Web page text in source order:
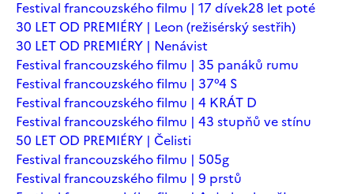
Festival francouzského filmu | 17 dívek28 let poté
30 LET OD PREMIÉRY | Leon (režisérský sestřih)
30 LET OD PREMIÉRY | Nenávist
Festival francouzského filmu | 35 panáků rumu
Festival francouzského filmu | 37°4 S
Festival francouzského filmu | 4 KRÁT D
Festival francouzského filmu | 43 stupňů ve stínu
50 LET OD PREMIÉRY | Čelisti
Festival francouzského filmu | 505g
Festival francouzského filmu | 9 prstů